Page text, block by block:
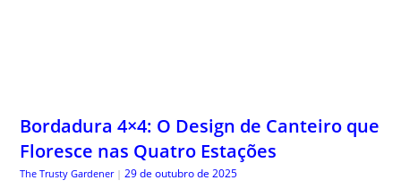
Bordadura 4×4: O Design de Canteiro que
Floresce nas Quatro Estações
The Trusty Gardener | 29 de outubro de 2025